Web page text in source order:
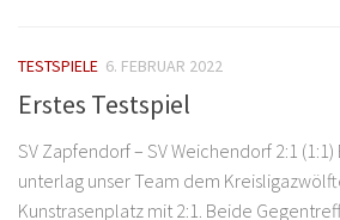
TESTSPIELE 6. FEBRUAR 2022
Erstes Testspiel
SV Zapfendorf – SV Weichendorf 2:1
unterlag unser Team dem
Kunstrasenplatz mit 2:1. Beide